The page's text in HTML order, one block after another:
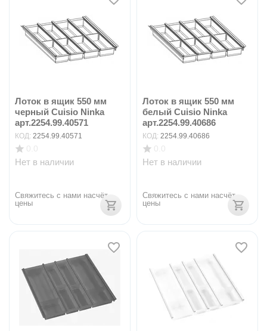
Лоток в ящик 550 мм
черный Cuisio Ninka
арт.2254.99.40571
КОД: 2254.99.40571
Нет в наличии
Свяжитесь с нами насчёт
цены
Лоток в ящик 550 мм
белый Cuisio Ninka
арт.2254.99.40686
КОД: 2254.99.40686
Нет в наличии
Свяжитесь с нами насчёт
цены